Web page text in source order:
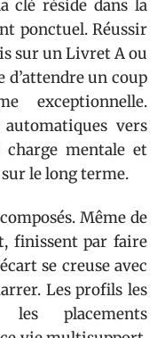
clé réside dans la
ponctuel. Réussir
sur un Livret A ou
d’attendre un coup
exceptionnelle.
vers
charge mentale et
le long terme.
Même de
finissent par faire
se creuse avec
Les profils les
placements